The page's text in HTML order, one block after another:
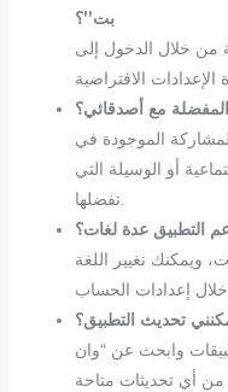
بت”؟
من خلال الدخول إلى
مع أصدقائي؟
الموجودة في
أو الوسيلة التي
التطبيق عدة لغات؟
ويمكنك تغيير اللغة
تحديث التطبيق؟
وابحث عن “وان